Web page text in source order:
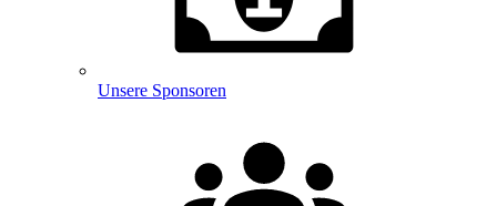
Unsere Sponsoren